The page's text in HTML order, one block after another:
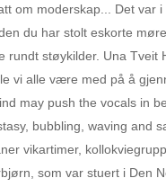
om moderskap... Det
du har stolt eskorte
rundt støykilder. Una
vi alle være med på å
may push the vocals in
bubbling, waving
vikartimer,
som var stuert i Den